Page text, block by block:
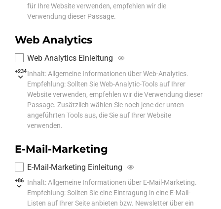
für Ihre Website verwenden, empfehlen wir die
Verwendung dieser Passage.
Web Analytics
+234
Web Analytics Einleitung
Inhalt: Allgemeine Informationen über Web-Analytics.
Empfehlung: Sollten Sie Web-Analytic-Tools auf Ihrer
Website verwenden, empfehlen wir die Verwendung dieser
Passage. Zusätzlich wählen Sie noch jene der unten
angeführten Tools aus, die Sie auf Ihrer Website
verwenden.
E-Mail-Marketing
+86
E-Mail-Marketing Einleitung
Inhalt: Allgemeine Informationen über E-Mail-Marketing.
Empfehlung: Sollten Sie eine Eintragung in eine E-Mail-
Listen auf Ihrer Seite anbieten bzw. Newsletter über ein